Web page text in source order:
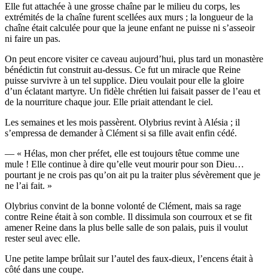
Elle fut atta­chée à une grosse chaîne par le milieu du corps, les
extré­mi­tés de la chaîne furent scel­lées aux murs ; la lon­gueur de la
chaîne était cal­cu­lée pour que la jeune enfant ne puisse ni s’as­seoir
ni faire un pas.
On peut encore visi­ter ce caveau aujourd’­hui, plus tard un monas­tère
béné­dic­tin fut construit au-des­sus. Ce fut un miracle que Reine
puisse sur­vivre à un tel sup­plice. Dieu vou­lait pour elle la gloire
d’un écla­tant mar­tyre. Un fidèle chré­tien lui fai­sait pas­ser de l’eau et
de la nour­ri­ture chaque jour. Elle priait atten­dant le ciel.
Les semaines et les mois pas­sèrent. Oly­brius revint à Alé­sia ; il
s’empressa de deman­der à Clé­ment si sa fille avait enfin cédé.
— « Hélas, mon cher pré­fet, elle est tou­jours têtue comme une
mule ! Elle conti­nue à dire qu’elle veut mou­rir pour son Dieu…
pour­tant je ne crois pas qu’on ait pu la trai­ter plus sévè­re­ment que je
ne l’ai fait. »
Oly­brius convint de la bonne volon­té de Clé­ment, mais sa rage
contre Reine était à son comble. Il dis­si­mu­la son cour­roux et se fit
ame­ner Reine dans la plus belle salle de son palais, puis il vou­lut
res­ter seul avec elle.
Une petite lampe brû­lait sur l’au­tel des faux-dieux, l’en­cens était à
côté dans une coupe.